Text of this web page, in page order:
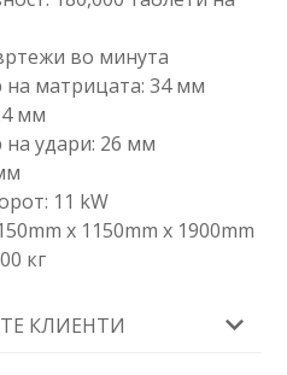
во минута
матрицата: 34 мм
мм
удари: 26 мм
11 kW
x 1150mm x 1900mm
кг
КЛИЕНТИ